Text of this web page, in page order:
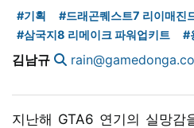
#기획 #드래곤퀘스트7 리이매진
#삼국지8 리메이크 파워업키트
#
김남규
지난해 GTA6 연기의 실망감